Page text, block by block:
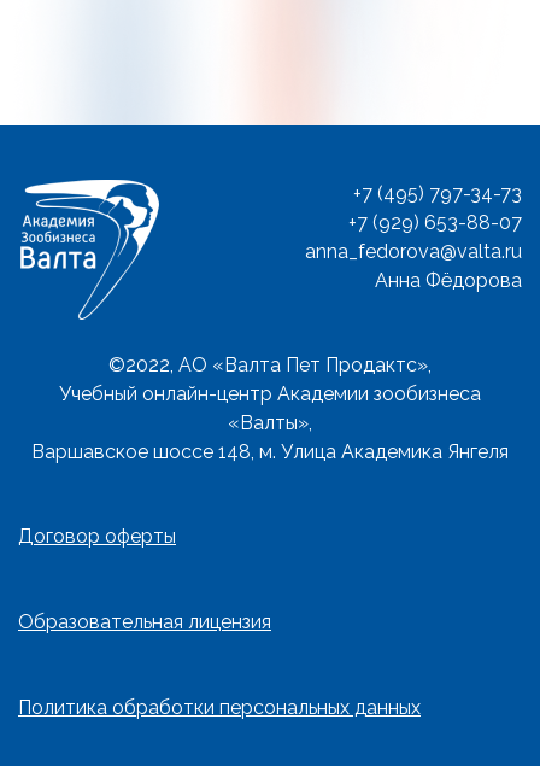
©2022, АО «Валта Пет Продактс»,
Учебный онлайн-центр Академии зообизнеса
«Валты»,
Варшавское шоссе 148, м. Улица Академика Янгеля
+7 (495) 797-34-73
+7 (929) 653-88-07
anna_fedorova@valta.ru
Анна Фёдорова
Договор оферты
Образовательная лицензия
Политика обработки персональных данных